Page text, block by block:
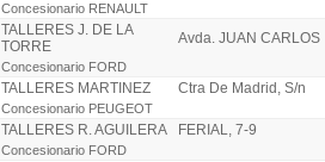
Concesionario RENAULT
TALLERES J. DE LA
TORRE
Avda. JUAN CARLOS
Concesionario FORD
TALLERES MARTINEZ Ctra De Madrid, S/n
Concesionario PEUGEOT
TALLERES R. AGUILERA FERIAL, 7-9
Concesionario FORD